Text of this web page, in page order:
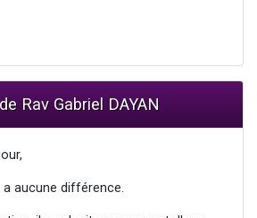
Rav Gabriel DAYAN
a aucune différence.